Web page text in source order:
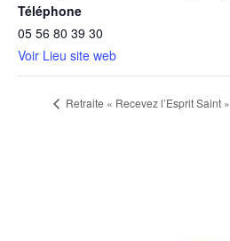
Téléphone
05 56 80 39 30
Voir Lieu site web
Retraite « Recevez l’Esprit Saint »